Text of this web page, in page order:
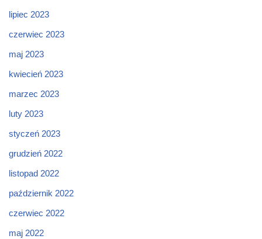
lipiec 2023
czerwiec 2023
maj 2023
kwiecień 2023
marzec 2023
luty 2023
styczeń 2023
grudzień 2022
listopad 2022
październik 2022
czerwiec 2022
maj 2022